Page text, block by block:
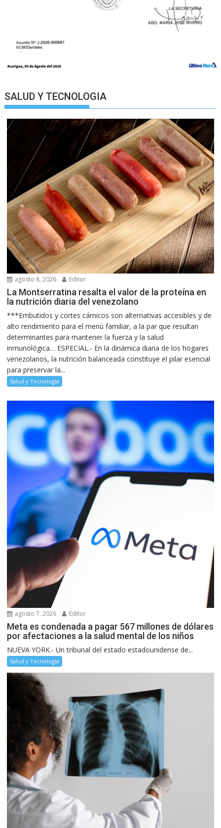
SALUD Y TECNOLOGIA
agosto 8, 2026 Editor
La Montserratina resalta el valor de la proteína en
la nutrición diaria del venezolano
***Embutidos y cortes cárnicos son alternativas accesibles y de
alto rendimiento para el menú familiar, a la par que resultan
determinantes para mantener la fuerza y la salud
inmunológica… ESPECIAL.- En la dinámica diaria de los hogares
venezolanos, la nutrición balanceada constituye el pilar esencial
para preservar la...
Salud y Tecnología
agosto 7, 2026 Editor
Meta es condenada a pagar 567 millones de dólares
por afectaciones a la salud mental de los niños
NUEVA YORK.- Un tribunal del estado estadounidense de...
Salud y Tecnología